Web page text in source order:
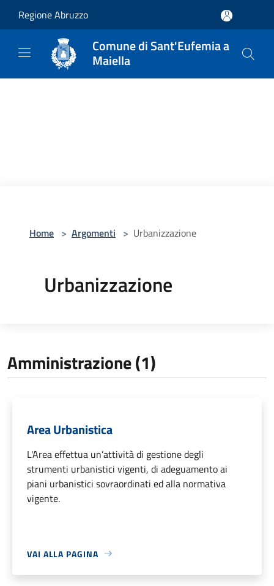
Regione Abruzzo
Comune di Sant'Eufemia a
Maiella
Home > Argomenti > Urbanizzazione
Urbanizzazione
Amministrazione (1)
Area Urbanistica
L'Area effettua un’attività di gestione degli
strumenti urbanistici vigenti, di adeguamento ai
piani urbanistici sovraordinati ed alla normativa
vigente.
VAI ALLA PAGINA